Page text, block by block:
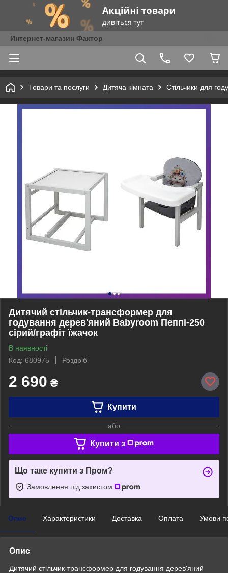
Интернет-магазин Фактор
Товари та послуги Дитяча кімната Стільчики для
Дитячий стільчик-трансформер для
годування дерев'яний Babyroom Пеппі-250
сірий/графіт їжачок
В наявності
Код: 680975
Роздріб
2 690 ₴
Купити
або
Купити з
Що таке купити з Пром?
Замовлення під захистом
Опис Характеристики Доставка Оплата Умови
Опис
Дитячий стільчик-трансформер для годування дерев'яний